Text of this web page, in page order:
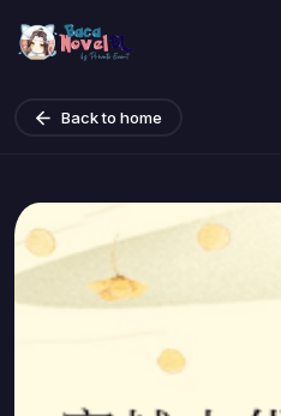
Back to home